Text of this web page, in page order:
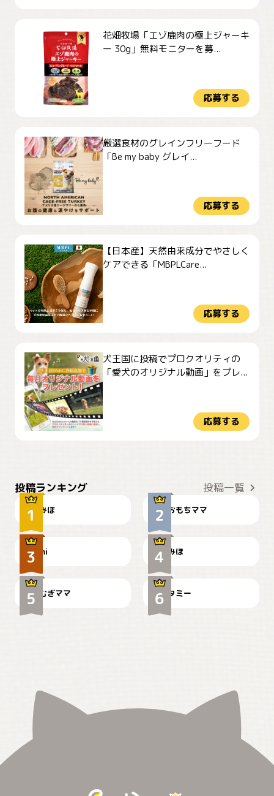
花畑牧場「エゾ鹿肉の極上ジャーキ
ー 30g」無料モニターを募...
応募する
厳選食材のグレインフリーフード
「Be my baby グレイ...
応募する
【日本産】天然由来成分でやさしく
ケアできる「MBPLCare...
応募する
犬王国に投稿でプロクオリティの
「愛犬のオリジナル動画」をプレ...
応募する
投稿ランキング 投稿一覧
みほ おもちママ
可愛い？
mi
見てるぞぉ
みほ
🌻とむぎ！
むぎママ
ドーベルマンのお友達邸に
て
タミー